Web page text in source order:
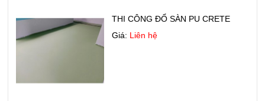
Giá:Liên hệ